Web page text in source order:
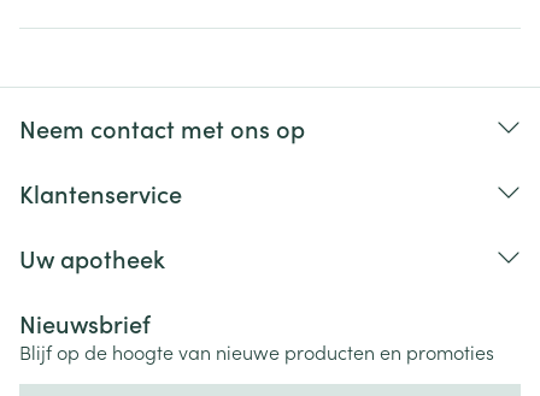
Neem contact met ons op
Klantenservice
Uw apotheek
Nieuwsbrief
Blijf op de hoogte van nieuwe producten en promoties